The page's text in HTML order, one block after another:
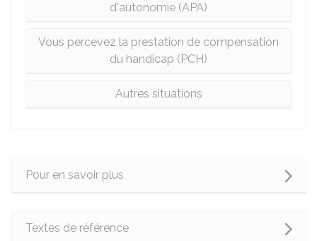
d'autonomie (APA)
Vous percevez la prestation de compensation
du handicap (PCH)
Autres situations
Pour en savoir plus
Textes de référence